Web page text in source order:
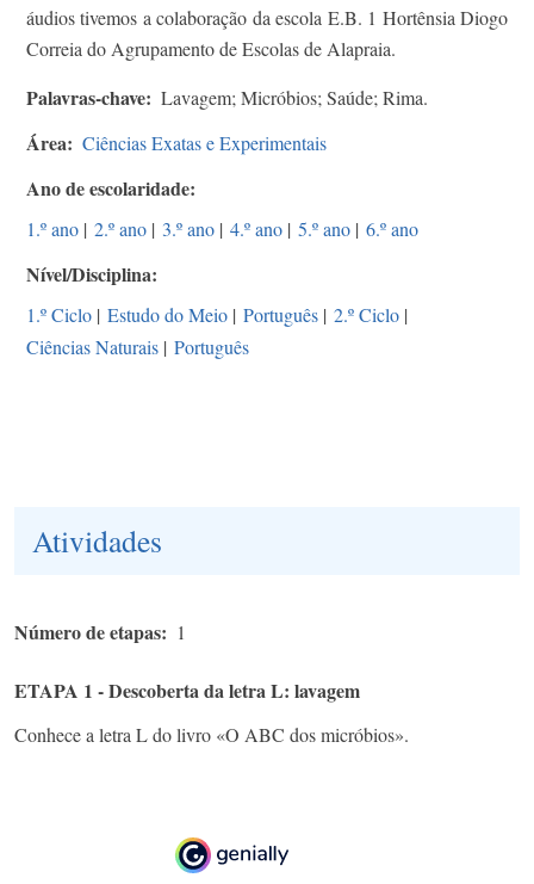
áudios tivemos a colaboração da escola E.B. 1 Hortênsia Diogo
Correia do Agrupamento de Escolas de Alapraia.
Palavras-chave Lavagem; Micróbios; Saúde; Rima.
Área Ciências Exatas e Experimentais
Ano de escolaridade
1.º ano | 2.º ano | 3.º ano | 4.º ano | 5.º ano | 6.º ano
Nível/Disciplina
1.º Ciclo | Estudo do Meio | Português | 2.º Ciclo |
Ciências Naturais | Português
Atividades
Número de etapas 1
ETAPA 1 - Descoberta da letra L: lavagem
Conhece a letra L do livro «O ABC dos micróbios».